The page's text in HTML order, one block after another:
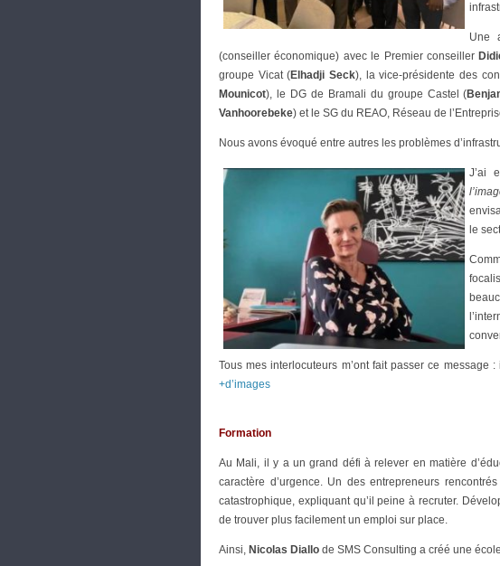
Une
(conseiller économique) avec le Premier conseiller
groupe Vicat (Elhadji Seck), la vice-présidente des
Mounicot), le DG de Bramali du groupe Castel (
Vanhoorebeke) et le SG du REAO, Réseau de
Nous avons évoqué entre autres les problèmes
J’ai
le
Tous mes interlocuteurs m’ont fait passer ce
+d’images
Formation
Au Mali, il y a un grand défi à relever en matière
caractère d’urgence. Un des entrepreneurs
catastrophique, expliquant qu’il peine à recruter.
de trouver plus facilement un emploi sur place.
Ainsi, Nicolas Diallo de SMS Consulting a créé une